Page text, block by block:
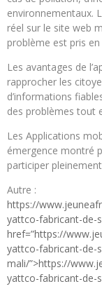
environnementaux.
réel sur le site web
problème est pris
Les avantages de
rapprocher les
d’informations
des problèmes tout
Les Applications
émergence montré
participer
Autre :
https://
yattco-fabricant-de-
href=”https://
yattco-fabricant-de-
mali/”>https://
yattco-fabricant-de-